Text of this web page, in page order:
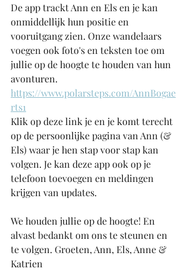
De app trackt Ann en Els en je kan
onmiddellijk hun positie en
vooruitgang zien. Onze wandelaars
voegen ook foto's en teksten toe om
jullie op de hoogte te houden van hun
avonturen.
https://www.polarsteps.com/AnnBogae
rts1
Klik op deze link je en je komt terecht
op de persoonlijke pagina van Ann (&
Els) waar je hen stap voor stap kan
volgen. Je kan deze app ook op je
telefoon toevoegen en meldingen
krijgen van updates.
We houden jullie op de hoogte! En
alvast bedankt om ons te steunen en
te volgen. Groeten, Ann, Els, Anne &
Katrien